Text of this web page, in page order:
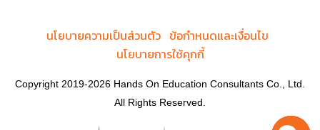
นโยบายความเป็นส่วนตัว ข้อกำหนดและเงื่อนไข
นโยบายการใช้คุกกี้
Copyright 2019-2026 Hands On Education Consultants Co., Ltd.
All Rights Reserved.